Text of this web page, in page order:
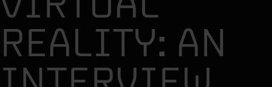
REALITY: AN